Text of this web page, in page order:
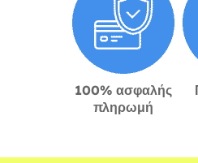
100% ασφαλής
πληρωμή